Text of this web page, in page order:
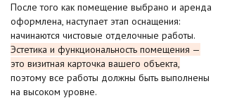
После того как помещение выбрано и аренда
оформлена, наступает этап оснащения:
начинаются чистовые отделочные работы.
Эстетика и функциональность помещения —
это визитная карточка вашего объекта,
поэтому все работы должны быть выполнены
на высоком уровне.